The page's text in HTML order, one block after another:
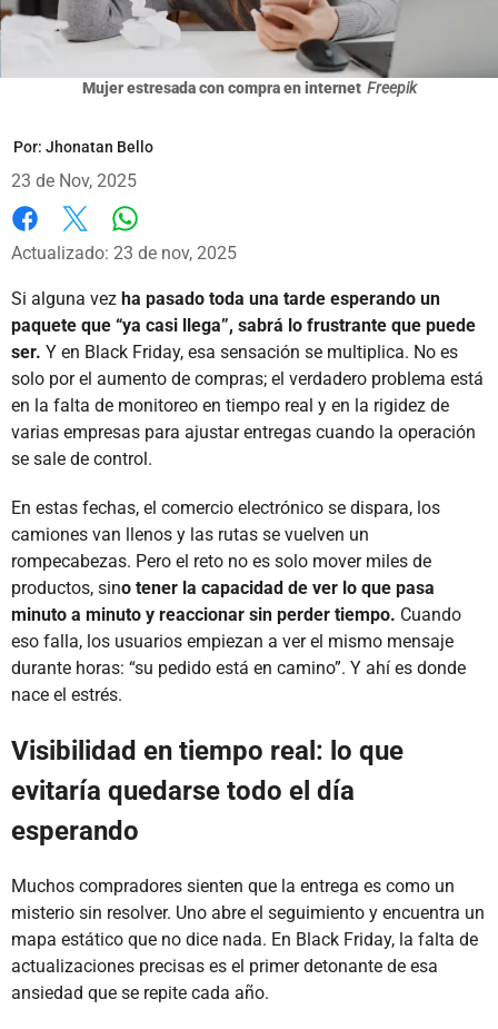
Mujer estresada con compra en internet Freepik
Por: Jhonatan Bello
23 de Nov, 2025
Facebook
X
Actualizado: 23 de nov, 2025
Si alguna vez ha pasado toda una tarde esperando un
paquete que “ya casi llega”, sabrá lo frustrante que puede
ser. Y en Black Friday, esa sensación se multiplica. No es
solo por el aumento de compras; el verdadero problema está
en la falta de monitoreo en tiempo real y en la rigidez de
varias empresas para ajustar entregas cuando la operación
se sale de control.
En estas fechas, el comercio electrónico se dispara, los
camiones van llenos y las rutas se vuelven un
rompecabezas. Pero el reto no es solo mover miles de
productos, sino tener la capacidad de ver lo que pasa
minuto a minuto y reaccionar sin perder tiempo. Cuando
eso falla, los usuarios empiezan a ver el mismo mensaje
durante horas: “su pedido está en camino”. Y ahí es donde
nace el estrés.
Visibilidad en tiempo real: lo que
evitaría quedarse todo el día
esperando
Muchos compradores sienten que la entrega es como un
misterio sin resolver. Uno abre el seguimiento y encuentra un
mapa estático que no dice nada. En Black Friday, la falta de
actualizaciones precisas es el primer detonante de esa
ansiedad que se repite cada año.